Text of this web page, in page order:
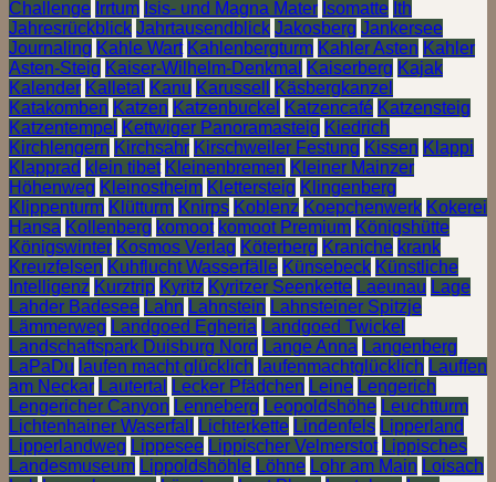
Challenge Irrtum Isis- und Magna Mater Isomatte Ith
Jahresrückblick Jahrtausendblick Jakosberg Jankersee
Journaling Kahle Wart Kahlenbergturm Kahler Asten Kahler
Asten-Steig Kaiser-Wilhelm-Denkmal Kaiserberg Kajak
Kalender Kalletal Kanu Karussell
Käsbergkanzel
Katakomben Katzen Katzenbuckel Katzencafé Katzensteig
Katzentempel Kettwiger Panoramasteig Kiedrich
Kirchlengern Kirchsahr Kirschweiler Festung Kissen Klappi
Klapprad klein tibet Kleinenbremen Kleiner Mainzer
Höhenweg Kleinostheim Klettersteig Klingenberg
Klippenturm Klütturm Knirps Koblenz Koepchenwerk Kokerei
Hansa Kollenberg komoot komoot Premium Königshütte
Königswinter Kosmos Verlag Köterberg Kraniche krank
Kreuzfelsen Kuhflucht Wasserfälle Künsebeck Künstliche
Intelligenz Kurztrip Kyritz Kyritzer Seenkette Laeunau Lage
Lahder Badesee Lahn Lahnstein Lahnsteiner Spitzje
Lämmerweg Landgoed Egheria Landgoed Twickel
Landschaftspark Duisburg Nord Lange Anna Langenberg
LaPaDu laufen macht glücklich laufenmachtglücklich Lauffen
am Neckar Lautertal Lecker Pfädchen Leine Lengerich
Lengericher Canyon Lenneberg Leopoldshöhe Leuchtturm
Lichtenhainer Waserfall
Lichterkette Lindenfels Lipperland
Lipperlandweg Lippesee Lippischer Velmerstot Lippisches
Landesmuseum Lippoldshöhle Löhne Lohr am Main Loisach